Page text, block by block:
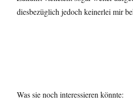
diesbezüglich jedoch keinerlei mir
Was sie noch interessieren könnte: